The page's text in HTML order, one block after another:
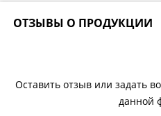
ОТЗЫВЫ О ПРОДУКЦИИ
Оставить отзыв или задать
данной